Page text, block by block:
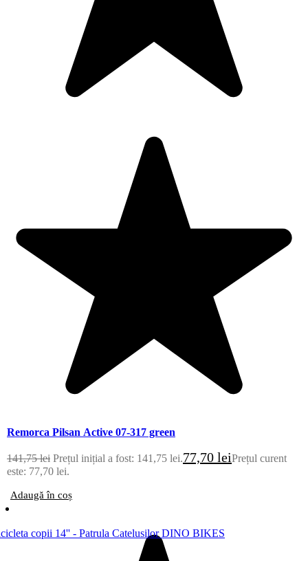
Remorca Pilsan Active 07-317 green
141,75lei Prețul inițial a fost: 141,75 lei.77,70 leiPrețul curent
este: 77,70 lei.
Adaugă în coș